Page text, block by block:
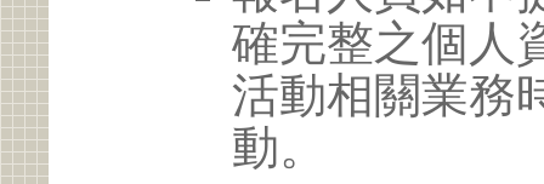
確完整之個人
活動相關業務
動。